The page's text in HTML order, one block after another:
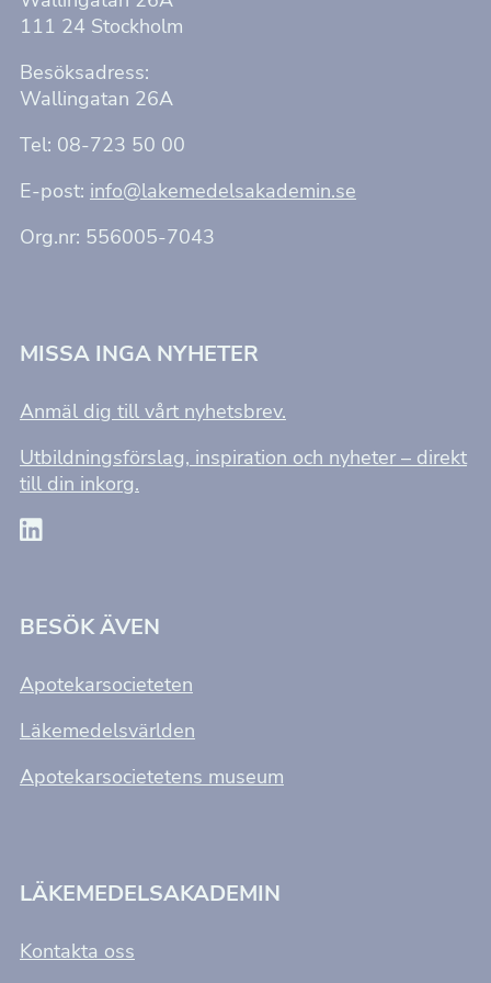
111 24 Stockholm
Besöksadress:
Wallingatan 26A
Tel: 08-723 50 00
E-post: info@lakemedelsakademin.se
Org.nr: 556005-7043
MISSA INGA NYHETER
Anmäl dig till vårt nyhetsbrev.
Utbildningsförslag, inspiration och nyheter – direkt
till din inkorg.
BESÖK ÄVEN
Apotekarsocieteten
Läkemedelsvärlden
Apotekarsocietetens museum
LÄKEMEDELSAKADEMIN
Kontakta oss